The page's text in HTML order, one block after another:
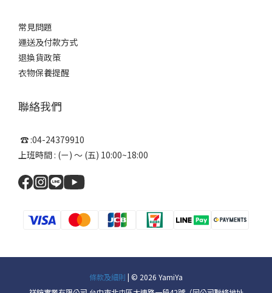
常見問題
運送及付款方式
退換貨政策
衣物保養提醒
聯絡我們
☎ :04-24379910
上班時間 : (ㄧ) ～ (五) 10:00~18:00
條款及細則 | © 2026 YamiYa